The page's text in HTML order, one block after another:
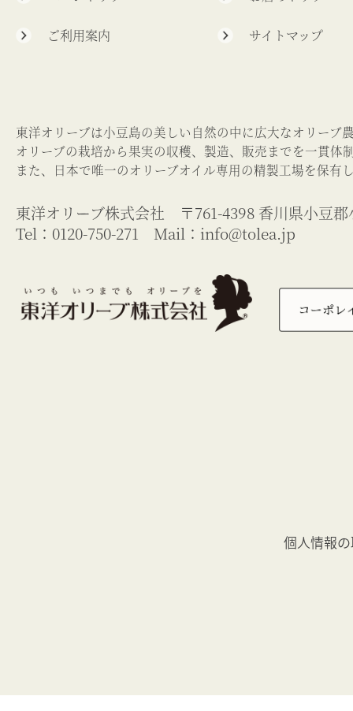
ご利用案内 サイトマップ
東洋オリーブは小豆島の美しい自然の中に広大なオリーブ
オリーブの栽培から果実の収穫、製造、販売までを一貫体
また、日本で唯一のオリーブオイル専用の精製工場を保有
東洋オリーブ株式会社 〒761-4398 香川県小豆郡
Tel：0120-750-271 Mail： info@tolea.jp
個人情報